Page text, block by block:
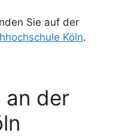
Sie auf der
Köln.
an der